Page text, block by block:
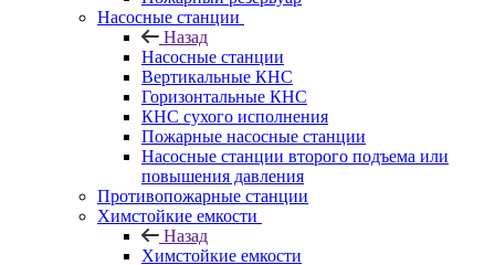
Насосные станции
Назад
Насосные станции
Вертикальные КНС
Горизонтальные КНС
КНС сухого исполнения
Пожарные насосные станции
Насосные cтанции второго подъема или
повышения давления
Противопожарные станции
Химстойкие емкости
Назад
Химстойкие емкости